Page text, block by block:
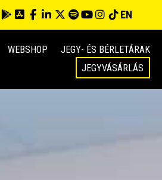
EN
WEBSHOP
JEGY- ÉS BÉRLETÁRAK
JEGYVÁSÁRLÁS